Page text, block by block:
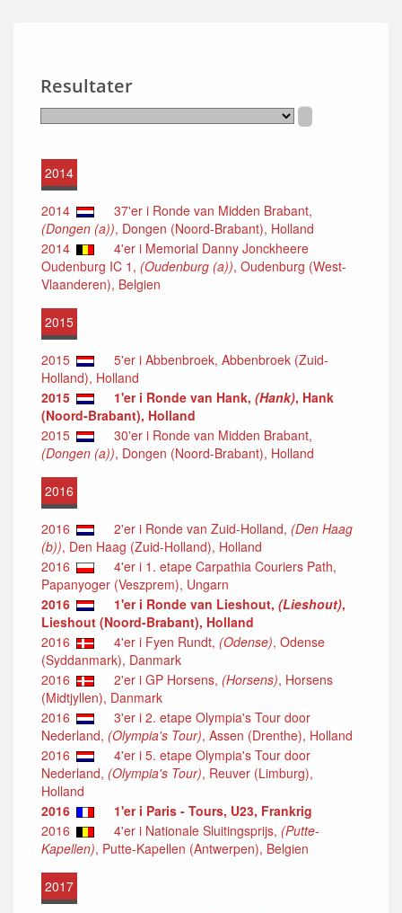
Resultater
2014
2014
37'er i Ronde van Midden Brabant,
(Dongen (a)), Dongen (Noord-Brabant), Holland
2014
4'er i Memorial Danny Jonckheere
Oudenburg IC 1, (Oudenburg (a)), Oudenburg (West-
Vlaanderen), Belgien
2015
2015
5'er i Abbenbroek, Abbenbroek (Zuid-
Holland), Holland
2015
1'er i Ronde van Hank, (Hank), Hank
(Noord-Brabant), Holland
2015
30'er i Ronde van Midden Brabant,
(Dongen (a)), Dongen (Noord-Brabant), Holland
2016
2016 2'er i Ronde van Zuid-Holland, (Den Haag
(b)), Den Haag (Zuid-Holland), Holland
2016
4'er i 1. etape Carpathia Couriers Path,
Papanyoger (Veszprem), Ungarn
2016
1'er i Ronde van Lieshout, (Lieshout),
Lieshout (Noord-Brabant), Holland
2016
4'er i Fyen Rundt, (Odense), Odense
(Syddanmark), Danmark
2016
2'er i GP Horsens, (Horsens), Horsens
(Midtjyllen), Danmark
2016
3'er i 2. etape Olympia's Tour door
Nederland, (Olympia's Tour), Assen (Drenthe), Holland
2016
4'er i 5. etape Olympia's Tour door
Nederland, (Olympia's Tour), Reuver (Limburg),
Holland
2016
1'er i Paris - Tours, U23, Frankrig
2016
4'er i Nationale Sluitingsprijs, (Putte-
Kapellen), Putte-Kapellen (Antwerpen), Belgien
2017